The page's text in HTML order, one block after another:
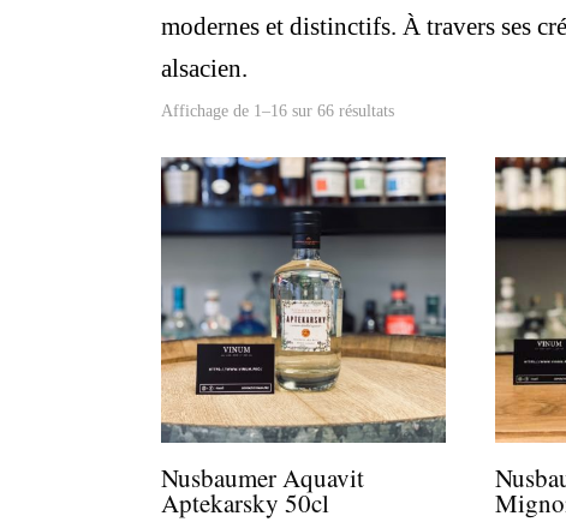
modernes et distinctifs. À travers ses
alsacien.
Affichage de 1–16 sur 66 résultats
Nusbaumer Aquavit
Aptekarsky 50cl